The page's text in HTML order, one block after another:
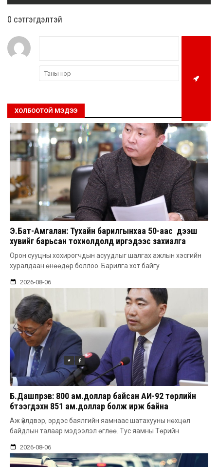
0 cэтгэгдэлтэй
ХОЛБООТОЙ МЭДЭЭ
Э.Бат-Амгалан: Тухайн барилгынхаа 50-аас дээш
хувийг барьсан тохиолдолд иргэдээс захиалга
авдаг болгоно
Орон сууцны хохирогчдын асуудлыг шалгах ажлын хэсгийн
хуралдаан өнөөдөр боллоо. Барилга хот байгу
2026-08-06
Б.Дашпүрэв: 800 ам.доллар байсан АИ-92 төрлийн
бүтээгдэхүүн 851 ам.доллар болж ирж байна
Аж үйлдвэр, эрдэс баялгийн яамнаас шатахууны нөхцөл
байдлын талаар мэдээлэл өглөө. Тус яамны Төрийн
2026-08-06